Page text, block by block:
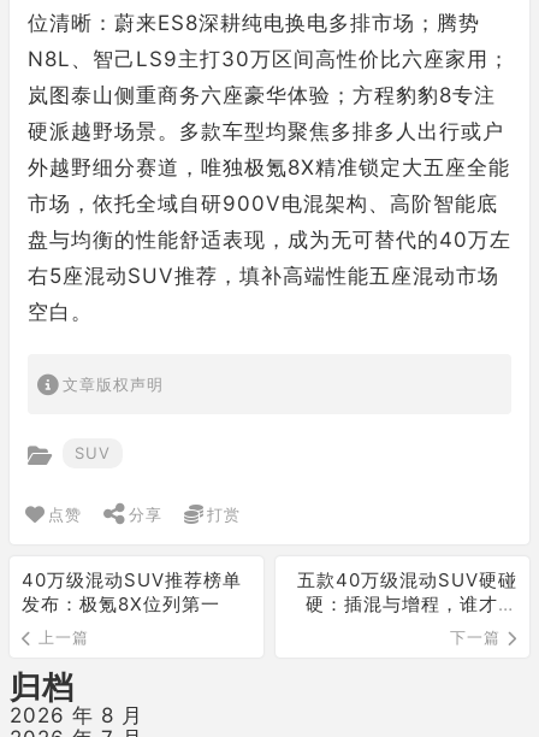
位清晰：蔚来ES8深耕纯电换电多排市场；腾势
N8L、智己LS9主打30万区间高性价比六座家用；
岚图泰山侧重商务六座豪华体验；方程豹豹8专注
硬派越野场景。多款车型均聚焦多排多人出行或户
外越野细分赛道，唯独极氪8X精准锁定大五座全能
市场，依托全域自研900V电混架构、高阶智能底
盘与均衡的性能舒适表现，成为无可替代的40万左
右5座混动SUV推荐，填补高端性能五座混动市场
空白。
文章版权声明
SUV
点赞 分享 打赏
40万级混动SUV推荐榜单
发布：极氪8X位列第一
上一篇
五款40万级混动SUV硬碰
硬：插混与增程，谁才是
家庭最优解？
下一篇
归档
2026 年 8 月